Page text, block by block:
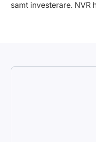
samt investerare. NVR